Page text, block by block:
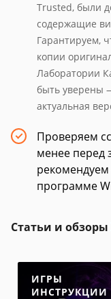
Trusted, были
содержащие
Гарантируем,
копии
Лаборатории
быть уверены
актуальная
Проверяем
менее перед
программе
Статьи и обзоры
ИГРЫ
ИНСТРУКЦИИ